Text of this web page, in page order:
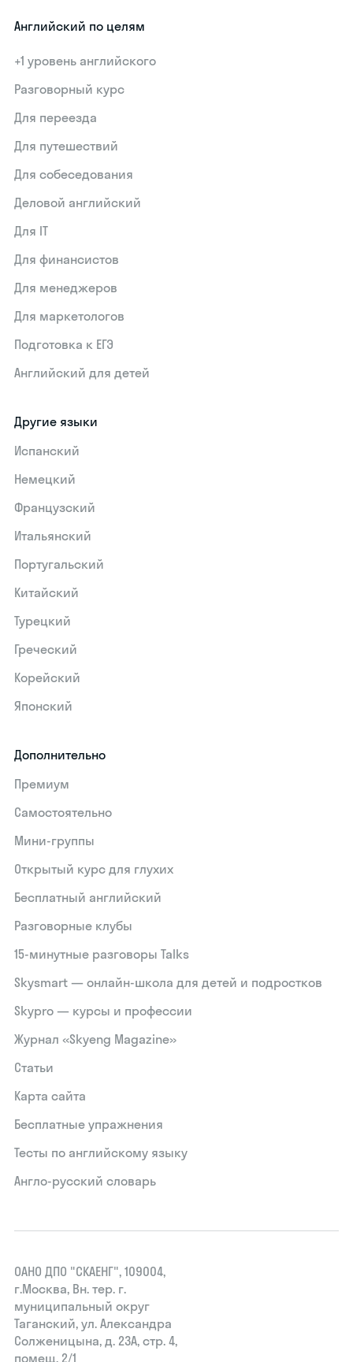
Английский по целям
+1 уровень английского
Разговорный курс
Для переезда
Для путешествий
Для собеседования
Деловой английский
Для IT
Для финансистов
Для менеджеров
Для маркетологов
Подготовка к ЕГЭ
Английский для детей
Другие языки
Испанский
Немецкий
Французский
Итальянский
Португальский
Китайский
Турецкий
Греческий
Корейский
Японский
Дополнительно
Премиум
Самостоятельно
Мини-группы
Открытый курс для глухих
Бесплатный английский
Разговорные клубы
15‑минутные разговоры Talks
Skysmart — онлайн-школа для детей и подростков
Skypro — курсы и профессии
Журнал «Skyeng Magazine»
Статьи
Карта сайта
Бесплатные упражнения
Тесты по английскому языку
Англо-русский словарь
ОАНО ДПО "СКАЕНГ", 109004,
г.Москва, Вн. тер. г.
муниципальный округ
Таганский, ул. Александра
Солженицына, д. 23А, стр. 4,
помещ. 2/1